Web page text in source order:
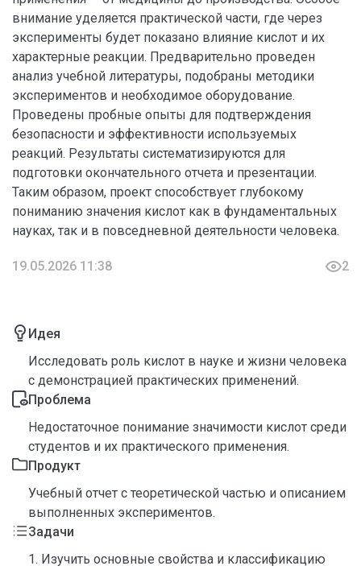
внимание уделяется практической части, где через
эксперименты будет показано влияние кислот и их
характерные реакции. Предварительно проведен
анализ учебной литературы, подобраны методики
экспериментов и необходимое оборудование.
Проведены пробные опыты для подтверждения
безопасности и эффективности используемых
реакций. Результаты систематизируются для
подготовки окончательного отчета и презентации.
Таким образом, проект способствует глубокому
пониманию значения кислот как в фундаментальных
науках, так и в повседневной деятельности человека.
19.05.2026 11:38 2
Идея
Исследовать роль кислот в науке и жизни человека
с демонстрацией практических применений.
Проблема
Недостаточное понимание значимости кислот среди
студентов и их практического применения.
Продукт
Учебный отчет с теоретической частью и описанием
выполненных экспериментов.
Задачи
1. Изучить основные свойства и классификацию